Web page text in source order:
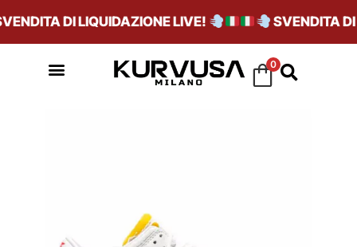
DI LIQUIDAZIONE LIVE! SVENDITA DI
0